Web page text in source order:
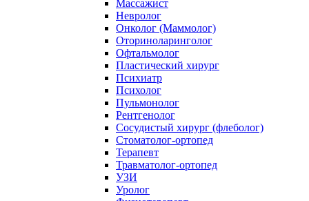
Массажист
Невролог
Онколог (Маммолог)
Оториноларинголог
Офтальмолог
Пластический хирург
Психиатр
Психолог
Пульмонолог
Рентгенолог
Сосудистый хирург (флеболог)
Стоматолог-ортопед
Терапевт
Травматолог-ортопед
УЗИ
Уролог